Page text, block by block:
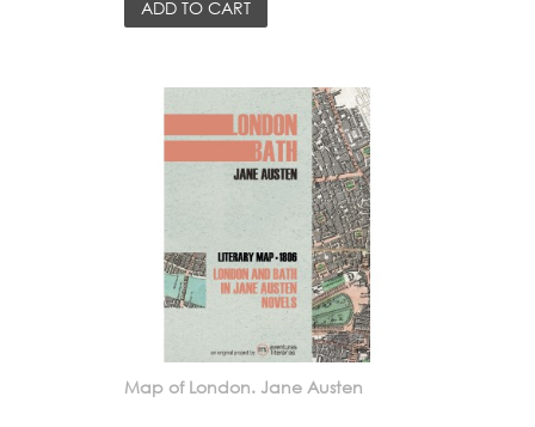
ADD TO CART
Map of London. Jane Austen